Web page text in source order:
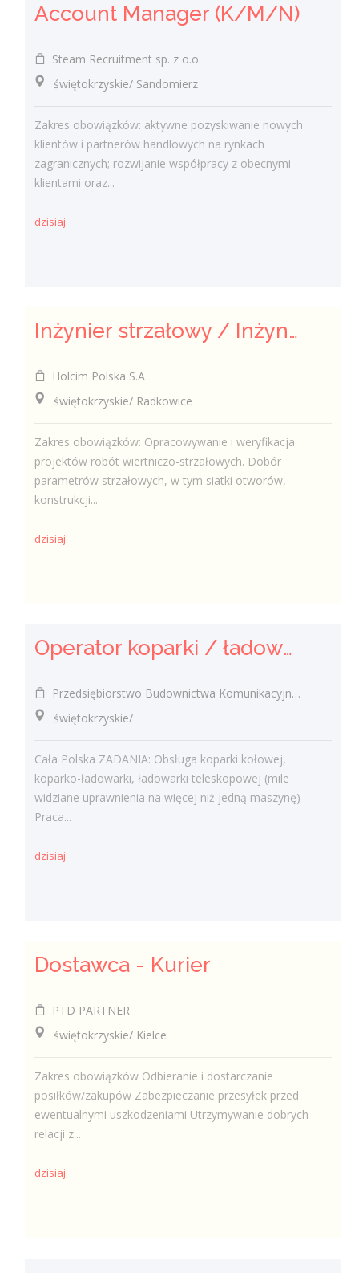
Account Manager (K/M/N)
Steam Recruitment sp. z o.o.
świętokrzyskie/ Sandomierz
Zakres obowiązków: aktywne pozyskiwanie nowych
klientów i partnerów handlowych na rynkach
zagranicznych; rozwijanie współpracy z obecnymi
klientami oraz...
dzisiaj
Inżynier strzałowy / Inżynierka strzałowa
Holcim Polska S.A
świętokrzyskie/ Radkowice
Zakres obowiązków: Opracowywanie i weryfikacja
projektów robót wiertniczo-strzałowych. Dobór
parametrów strzałowych, w tym siatki otworów,
konstrukcji...
dzisiaj
Operator koparki / ładowarki teleskopowej
Przedsiębiorstwo Budownictwa Komunikacyjnego "MOSTKOL" Sp. z o.o.
świętokrzyskie/
Cała Polska ZADANIA: Obsługa koparki kołowej,
koparko-ładowarki, ładowarki teleskopowej (mile
widziane uprawnienia na więcej niż jedną maszynę)
Praca...
dzisiaj
Dostawca - Kurier
PTD PARTNER
świętokrzyskie/ Kielce
Zakres obowiązków Odbieranie i dostarczanie
posiłków/zakupów Zabezpieczanie przesyłek przed
ewentualnymi uszkodzeniami Utrzymywanie dobrych
relacji z...
dzisiaj